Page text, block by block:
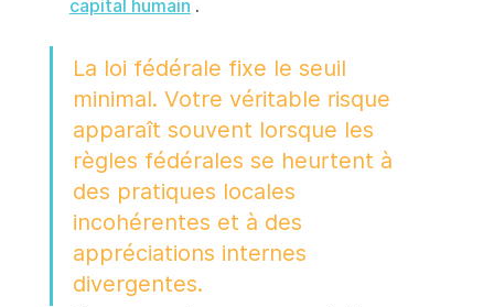
capital humain .
La loi fédérale fixe le seuil
minimal. Votre véritable risque
apparaît souvent lorsque les
règles fédérales se heurtent à
des pratiques locales
incohérentes et à des
appréciations internes
divergentes.